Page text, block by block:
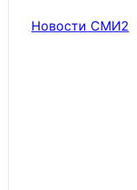
Новости СМИ2